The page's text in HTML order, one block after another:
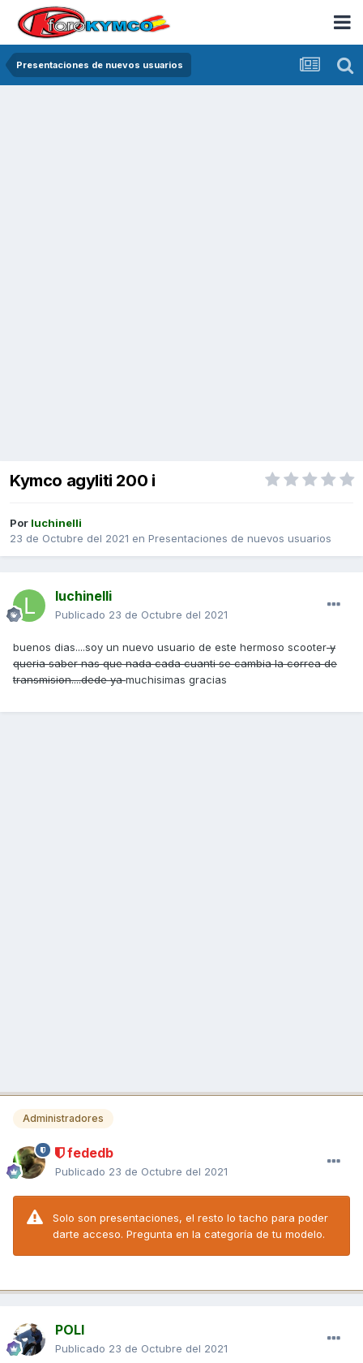
Presentaciones de nuevos usuarios
Kymco agyliti 200 i
Por luchinelli
23 de Octubre del 2021 en Presentaciones de nuevos usuarios
luchinelli
Publicado 23 de Octubre del 2021
buenos dias....soy un nuevo usuario de este hermoso scootery
queria saber nas que nada cada cuanti se cambia la correa de
transmision....dede yamuchisimas gracias
Administradores
fededb
Publicado 23 de Octubre del 2021
Solo son presentaciones, el resto lo tacho para poder
darte acceso. Pregunta en la categoría de tu modelo.
POLI
Publicado 23 de Octubre del 2021